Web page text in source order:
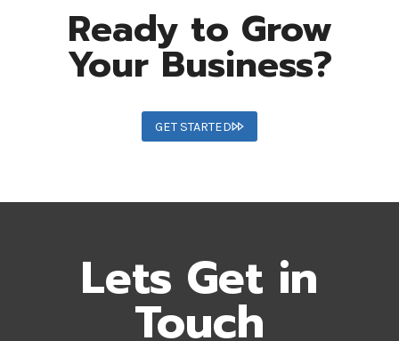
Ready to Grow
Your Business?
GET STARTED
Lets Get in
Touch